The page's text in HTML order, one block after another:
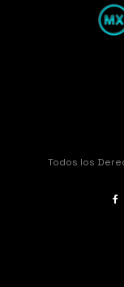
Todos los